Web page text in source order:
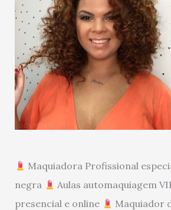
Maquiadora Profissional
negra
Aulas automaquiagem
presencial e online
Maquiador